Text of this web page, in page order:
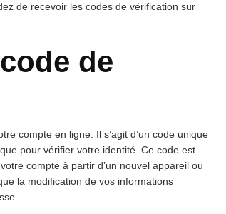
de recevoir les codes de vérification sur
de
compte en ligne. Il s’agit d’un code unique
pour vérifier votre identité. Ce code est
compte à partir d’un nouvel appareil ou
la modification de vos informations